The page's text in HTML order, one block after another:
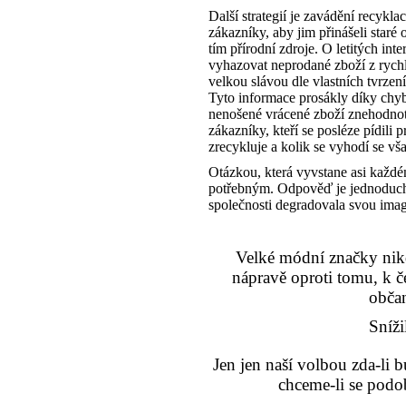
Další strategií je zavádění
zákazníky, aby jim přinášeli staré
tím přírodní zdroje. O letitých
vyhazovat neprodané zboží z
velkou slávou dle vlastních
Tyto informace prosákly díky
nenošené vrácené zboží
zákazníky, kteří se posléze pídili
zrecykluje a kolik se vyhodí se
Otázkou, která vyvstane asi
potřebným. Odpověď je
společnosti degradovala svou
Velké módní značky
nápravě oproti tomu, k
Jen jen naší volbou zda-li
chceme-li se